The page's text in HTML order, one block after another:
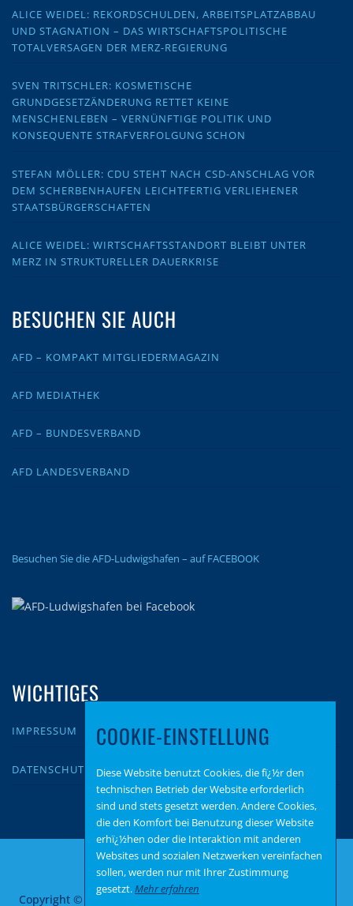
ALICE WEIDEL: REKORDSCHULDEN, ARBEITSPLATZABBAU
UND STAGNATION – DAS WIRTSCHAFTSPOLITISCHE
TOTALVERSAGEN DER MERZ-REGIERUNG
SVEN TRITSCHLER: KOSMETISCHE
GRUNDGESETZÄNDERUNG RETTET KEINE
MENSCHENLEBEN – VERNÜNFTIGE POLITIK UND
KONSEQUENTE STRAFVERFOLGUNG SCHON
STEFAN MÖLLER: CDU STEHT NACH CSD-ANSCHLAG VOR
DEM SCHERBENHAUFEN LEICHTFERTIG VERLIEHENER
STAATSBÜRGERSCHAFTEN
ALICE WEIDEL: WIRTSCHAFTSSTANDORT BLEIBT UNTER
MERZ IN STRUKTURELLER DAUERKRISE
BESUCHEN SIE AUCH
AFD – KOMPAKT MITGLIEDERMAGAZIN
AFD MEDIATHEK
AFD – BUNDESVERBAND
AFD LANDESVERBAND
Besuchen Sie die AFD-Ludwigshafen – auf FACEBOOK
WICHTIGES
IMPRESSUM
DATENSCHUTZ
Copyright © 2026 AfD Ludwigshafen
COOKIE-EINSTELLUNG
Diese Website benutzt Cookies, die fï¿½r den
technischen Betrieb der Website erforderlich
sind und stets gesetzt werden. Andere Cookies,
die den Komfort bei Benutzung dieser Website
erhï¿½hen oder die Interaktion mit anderen
Websites und sozialen Netzwerken vereinfachen
sollen, werden nur mit Ihrer Zustimmung
gesetzt.Mehr erfahren